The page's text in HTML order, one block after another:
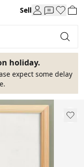
Sell
holiday.
expect some delay